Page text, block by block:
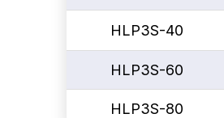
HLP3S-40
HLP3S-60
HLP3S-80